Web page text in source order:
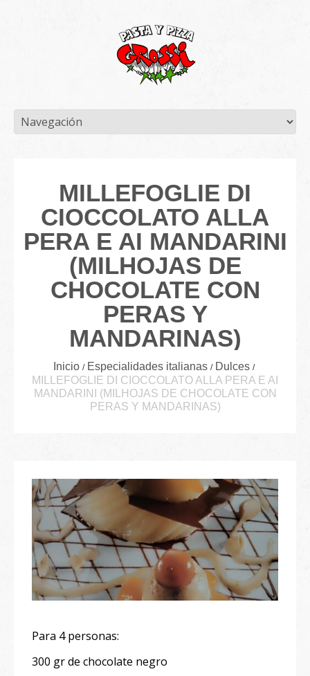
MILLEFOGLIE DI
CIOCCOLATO ALLA
PERA E AI MANDARINI
(MILHOJAS DE
CHOCOLATE CON
PERAS Y
MANDARINAS)
Inicio Especialidades italianas
Dulces
MILLEFOGLIE DI CIOCCOLATO ALLA PERA E AI
MANDARINI (MILHOJAS DE CHOCOLATE CON
PERAS Y MANDARINAS)
Para 4 personas:
300 gr de chocolate negro